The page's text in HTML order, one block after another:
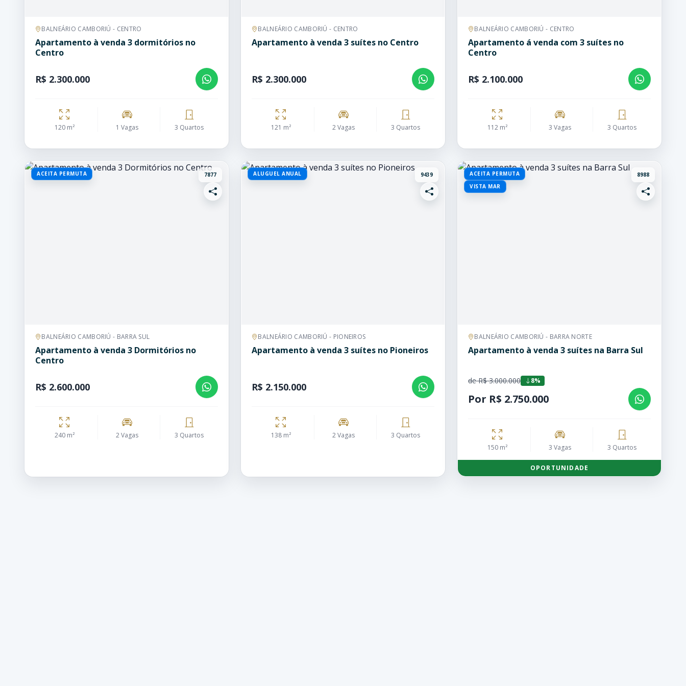
BALNEÁRIO CAMBORIÚ - CENTRO
Apartamento à venda 3 dormitórios no
Centro
R$ 2.300.000
120 m² 1 Vagas 3 Quartos
BALNEÁRIO CAMBORIÚ - CENTRO
Apartamento à venda 3 suítes no Centro
R$ 2.300.000
121 m² 2 Vagas 3 Quartos
BALNEÁRIO CAMBORIÚ - CENTRO
Apartamento á venda com 3 suítes no
Centro
R$ 2.100.000
112 m² 3 Vagas 3 Quartos
ACEITA PERMUTA 7877
BALNEÁRIO CAMBORIÚ - BARRA SUL
Apartamento à venda 3 Dormitórios no
Centro
R$ 2.600.000
240 m² 2 Vagas 3 Quartos
ALUGUEL ANUAL 9439
BALNEÁRIO CAMBORIÚ - PIONEIROS
Apartamento à venda 3 suítes no Pioneiros
R$ 2.150.000
138 m² 2 Vagas 3 Quartos
ACEITA PERMUTA
VISTA MAR
8988
BALNEÁRIO CAMBORIÚ - BARRA NORTE
Apartamento à venda 3 suítes na Barra Sul
de R$ 3.000.000 8%
Por R$ 2.750.000
150 m² 3 Vagas 3 Quartos
OPORTUNIDADE